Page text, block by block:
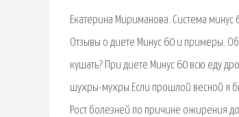
Екатерина Мириманова. Система
Отзывы о диете Минус 60 и примеры. Об
кушать? При диете Минус 60 всю еду
шухры-мухры.Если прошлой весной я
Рост болезней по причине ожирения